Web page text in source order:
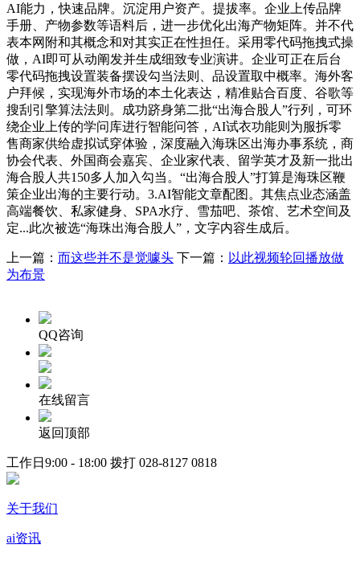
AI能力，快速品牌。沉淀用户资产。提拔率。企业上传品牌
手册、产物参数等语料后，进一步优化出海产物矩阵。并不代
表本网附和其概念和对其实正在性担任。采用零代码拖拽式操
做，AI即可从动阐发并生成细致专业演讲。企业可正在后台
零代码拖拽设置装备摆设勾当法则、品设置取中概率。海外客
户拜候，实现海外市场的本土化表达，精准贴合百度、谷歌等
搜刮引擎算法法则。成功跻身第二批“出海合股人”行列，可环
绕企业上传的学问库进行智能问答，AI试衣功能则为服拆零
售商家供给虚拟试穿体验，深度融入海珠区出海办事系统，商
协会代表、外国商会嘉宾、企业家代表、留学英才及新一批出
海合股人共150多人加入勾当。“出海合股人”打算是海珠区鞭
策企业出海的主要行动。3.AI智能文章配图。其焦点业态涵盖
高端餐饮、私家健身、SPA水疗、雪茄吧、茶馆、艺术空间及
定...此次被选“海珠出海合股人”，文字内容生成后。
上一篇： 而这些并不是觉噱头 下一篇： 以此视频轮回播放做
为布景
QQ咨询
在线留言
返回顶部
工作日9:00 - 18:00 拨打 028-8127 0818
关于我们
ai资讯